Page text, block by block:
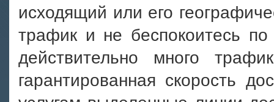
исходящий или его
трафик и не беспокоитесь
действительно много
гарантированная скорость